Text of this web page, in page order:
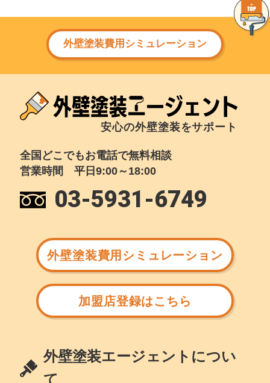
外壁塗装費用シミュレーション
安心の外壁塗装をサポート
全国どこでもお電話で無料相談
営業時間 平日9:00～18:00
03-5931-6749
外壁塗装費用シミュレーション
加盟店登録はこちら
外壁塗装エージェントについ
て